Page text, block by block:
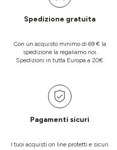
Spedizione gratuita
Con un acquisto minimo di 69 € la
spedizione la regaliamo noi.
Spedizioni in tutta Europa a 20€.
Pagamenti sicuri
I tuoi acquisti on line protetti e sicuri.